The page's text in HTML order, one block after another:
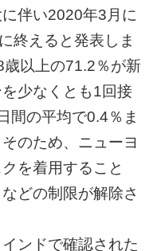
伴い2020年3月に
終えると発表しま
歳以上の71.2％が新
少なくとも1回接
間の平均で0.4％ま
のため、ニューヨ
を着用すること
どの制限が解除さ
ンドで確認された